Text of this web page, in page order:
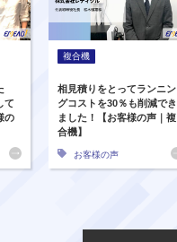
て
の
複合機
相見積りをとってランニン
グコストを30％も削減でき
ました！【お客様の声｜複
合機】
お客様の声